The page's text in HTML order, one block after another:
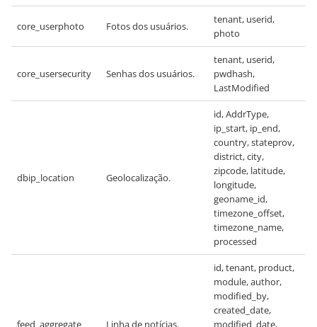
core_userphoto Fotos dos usuários.
tenant, userid,
photo
core_usersecurity Senhas dos usuários.
tenant, userid,
pwdhash,
LastModified
dbip_location Geolocalização.
id, AddrType,
ip_start, ip_end,
country, stateprov,
district, city,
zipcode, latitude,
longitude,
geoname_id,
timezone_offset,
timezone_name,
processed
feed_aggregate Linha de notícias.
id, tenant, product,
module, author,
modified_by,
created_date,
modified_date,